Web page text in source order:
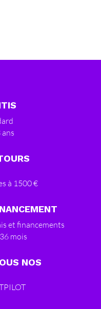
à 1500 €
et financements
mois
NOS